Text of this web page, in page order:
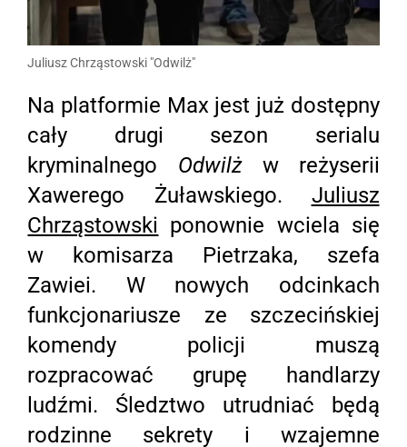
Juliusz Chrząstowski "Odwilż"
Na platformie Max jest już dostępny
cały drugi sezon serialu
kryminalnego Odwilżw reżyserii
Xawerego Żuławskiego. Juliusz
Chrząstowski ponownie wciela się
w komisarza Pietrzaka, szefa
Zawiei. W nowych odcinkach
funkcjonariusze ze szczecińskiej
komendy policji muszą
rozpracować grupę handlarzy
ludźmi. Śledztwo utrudniać będą
rodzinne sekrety i wzajemne